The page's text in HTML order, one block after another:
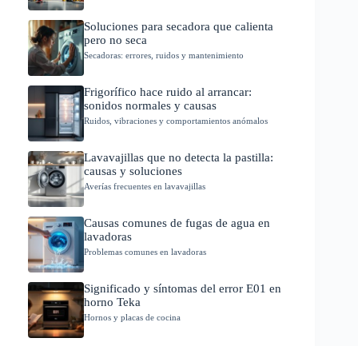
Soluciones para secadora que calienta
pero no seca
Secadoras: errores, ruidos y mantenimiento
Frigorífico hace ruido al arrancar:
sonidos normales y causas
Ruidos, vibraciones y comportamientos anómalos
Lavavajillas que no detecta la pastilla:
causas y soluciones
Averías frecuentes en lavavajillas
Causas comunes de fugas de agua en
lavadoras
Problemas comunes en lavadoras
Significado y síntomas del error E01 en
horno Teka
Hornos y placas de cocina